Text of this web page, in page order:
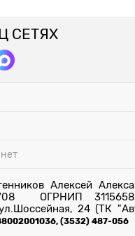
СЕТЯХ
Алексей
ОГРНИП
24 (ТК
(3532) 487-056